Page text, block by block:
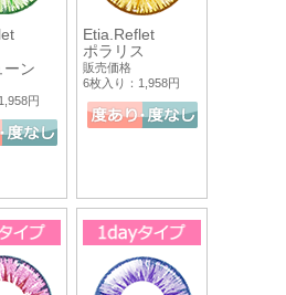
ーン
円
Etia.Reflet
ポラリス
販売価格
6枚入り：1,958円